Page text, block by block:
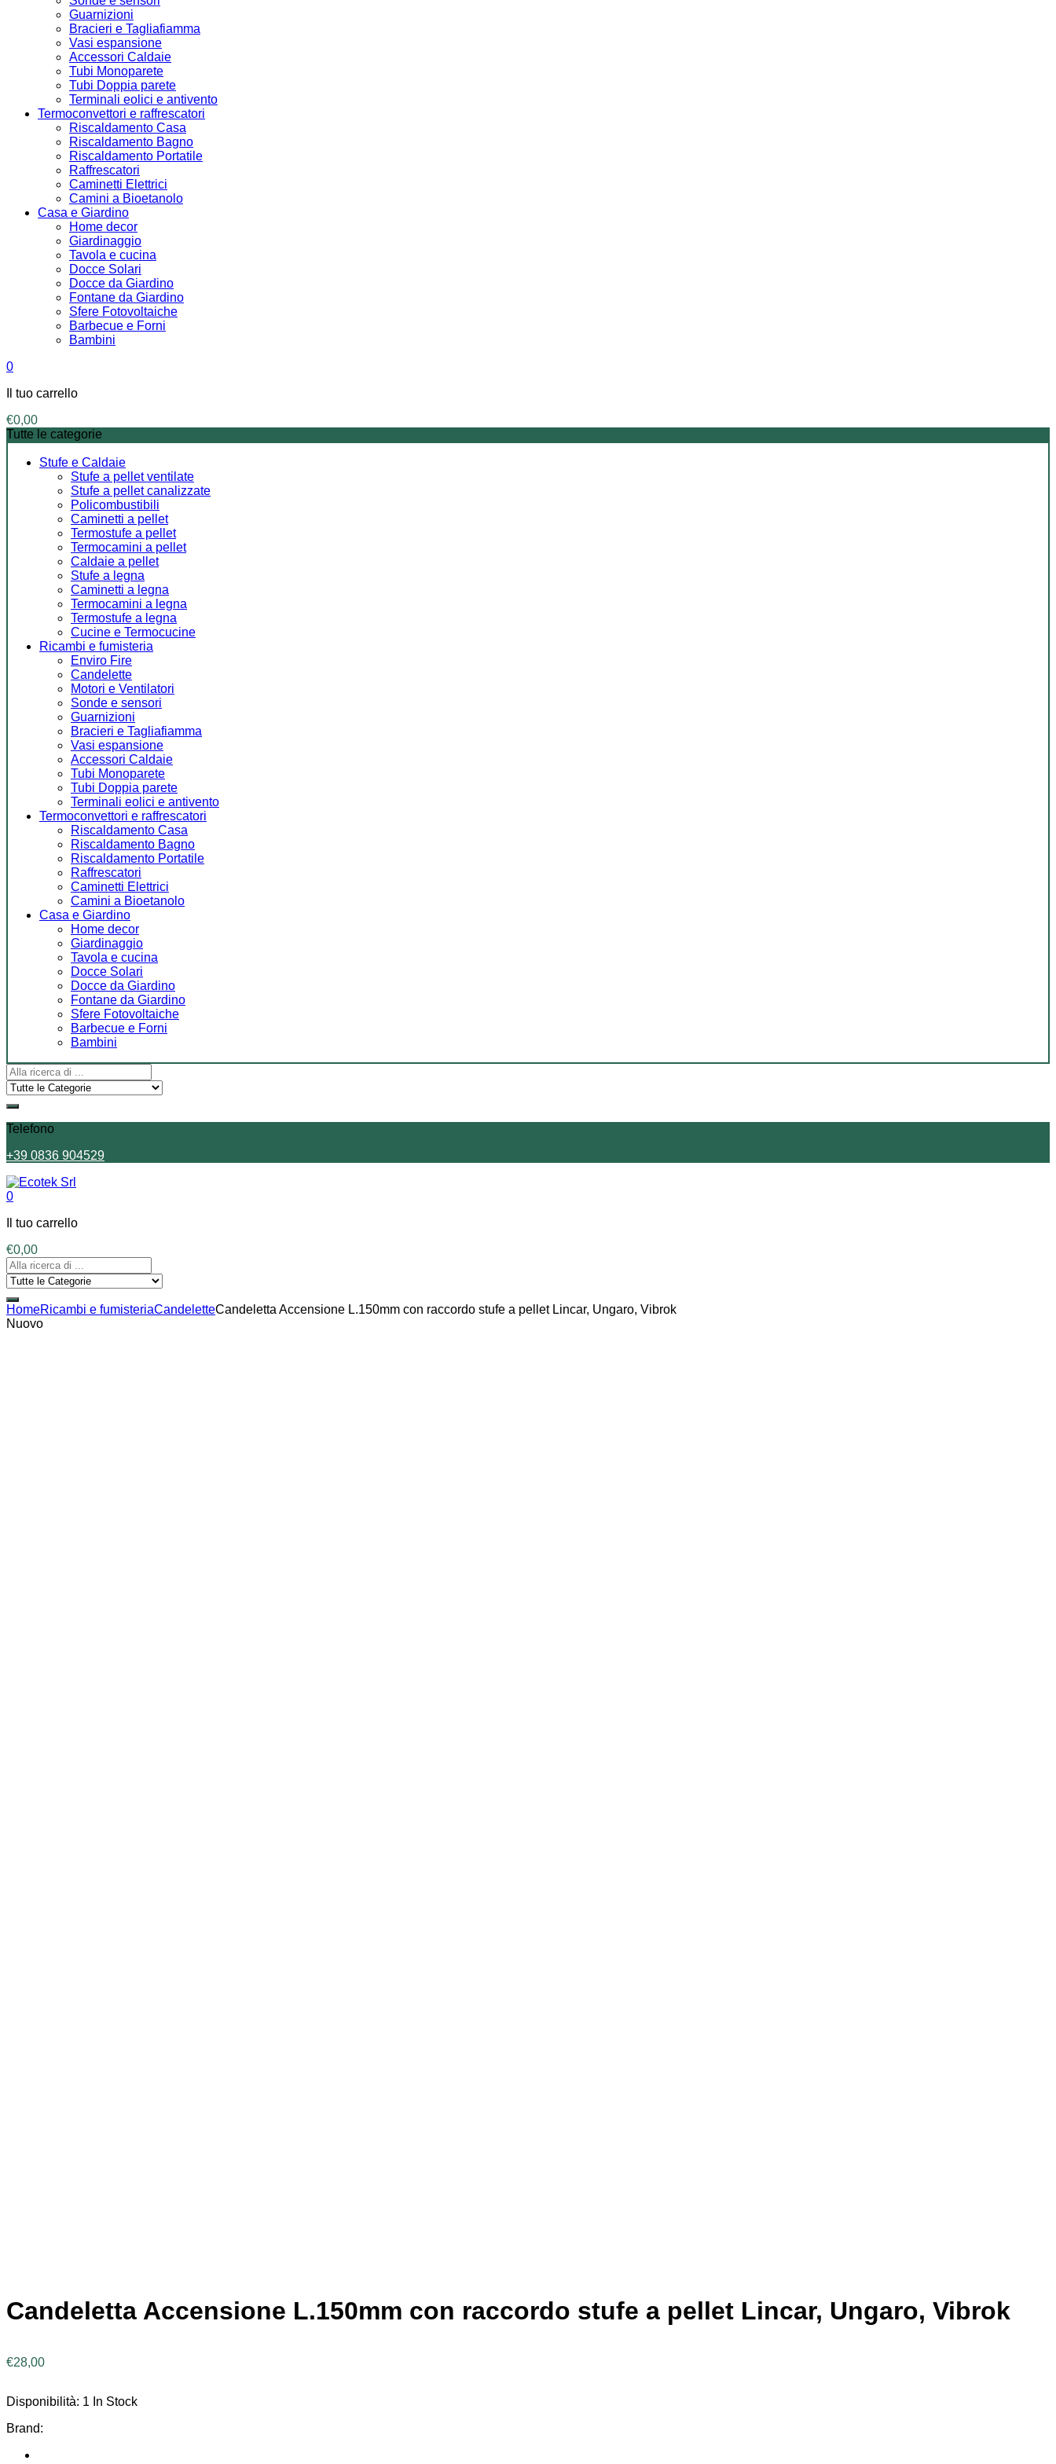
Guarnizioni
Bracieri e Tagliafiamma
Vasi espansione
Accessori Caldaie
Tubi Monoparete
Tubi Doppia parete
Terminali eolici e antivento
Termoconvettori e raffrescatori
Riscaldamento Casa
Riscaldamento Bagno
Riscaldamento Portatile
Raffrescatori
Caminetti Elettrici
Camini a Bioetanolo
Casa e Giardino
Home decor
Giardinaggio
Tavola e cucina
Docce Solari
Docce da Giardino
Fontane da Giardino
Sfere Fotovoltaiche
Barbecue e Forni
Bambini
0
Il tuo carrello
€0,00
Tutte le categorie
Stufe e Caldaie
Stufe a pellet ventilate
Stufe a pellet canalizzate
Policombustibili
Caminetti a pellet
Termostufe a pellet
Termocamini a pellet
Caldaie a pellet
Stufe a legna
Caminetti a legna
Termocamini a legna
Termostufe a legna
Cucine e Termocucine
Ricambi e fumisteria
Enviro Fire
Candelette
Motori e Ventilatori
Sonde e sensori
Guarnizioni
Bracieri e Tagliafiamma
Vasi espansione
Accessori Caldaie
Tubi Monoparete
Tubi Doppia parete
Terminali eolici e antivento
Termoconvettori e raffrescatori
Riscaldamento Casa
Riscaldamento Bagno
Riscaldamento Portatile
Raffrescatori
Caminetti Elettrici
Camini a Bioetanolo
Casa e Giardino
Home decor
Giardinaggio
Tavola e cucina
Docce Solari
Docce da Giardino
Fontane da Giardino
Sfere Fotovoltaiche
Barbecue e Forni
Bambini
Telefono
+39 0836 904529
0
Il tuo carrello
€0,00
HomeRicambi e fumisteriaCandeletteCandeletta Accensione L.150mm con raccordo stufe a pellet Lincar, Ungaro, Vibrok
Nuovo
Candeletta Accensione L.150mm con raccordo stufe a pellet Lincar, Ungaro, Vibrok
€28,00
Disponibilità: 1 In Stock
Brand: